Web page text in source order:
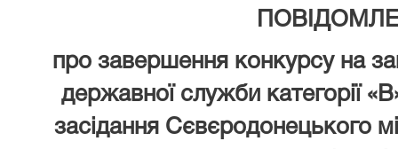
про завершення конкурсу на
державної служби категорії
засідання Сєвєродонецького